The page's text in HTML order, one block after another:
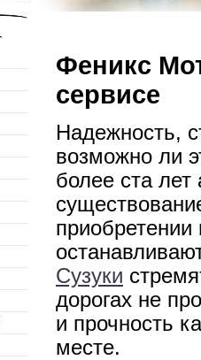
Феникс
сервисе
Надежность,
возможно ли
более ста
Сузуки
дорогах не
и прочность
месте.